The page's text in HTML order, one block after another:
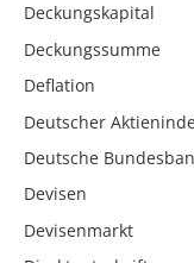
Deckungskapital
Deckungssumme
Deflation
Deutscher
Deutsche
Devisen
Devisenmarkt